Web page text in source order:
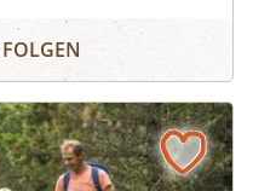
⁠So
Termin aus dem
oder organisiere